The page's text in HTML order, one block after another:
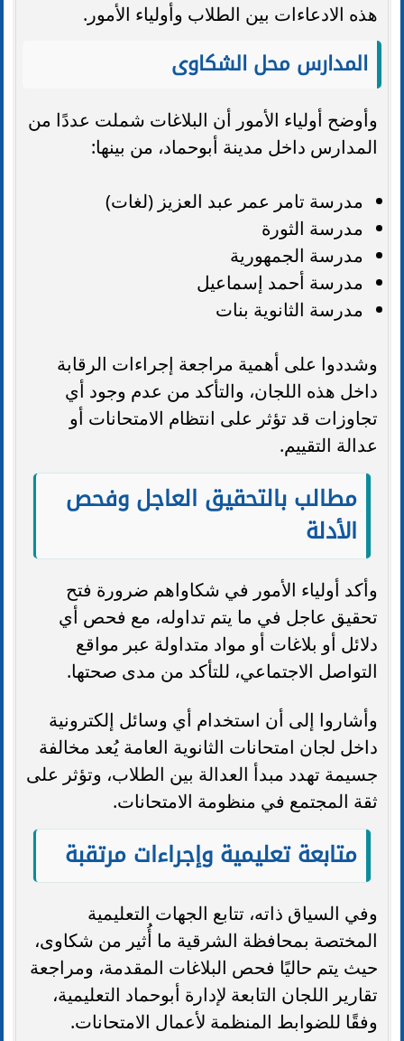
هذه الادعاءات بين الطلاب وأولياء الأمور.
المدارس محل الشكاوى
وأوضح أولياء الأمور أن البلاغات شملت عددًا من
المدارس داخل مدينة أبوحماد، من بينها:
مدرسة تامر عمر عبد العزيز (لغات)
مدرسة الثورة
مدرسة الجمهورية
مدرسة أحمد إسماعيل
مدرسة الثانوية بنات
وشددوا على أهمية مراجعة إجراءات الرقابة
داخل هذه اللجان، والتأكد من عدم وجود أي
تجاوزات قد تؤثر على انتظام الامتحانات أو
عدالة التقييم.
مطالب بالتحقيق العاجل وفحص
الأدلة
وأكد أولياء الأمور في شكاواهم ضرورة فتح
تحقيق عاجل في ما يتم تداوله، مع فحص أي
دلائل أو بلاغات أو مواد متداولة عبر مواقع
التواصل الاجتماعي، للتأكد من مدى صحتها.
وأشاروا إلى أن استخدام أي وسائل إلكترونية
داخل لجان امتحانات الثانوية العامة يُعد مخالفة
جسيمة تهدد مبدأ العدالة بين الطلاب، وتؤثر على
ثقة المجتمع في منظومة الامتحانات.
متابعة تعليمية وإجراءات مرتقبة
وفي السياق ذاته، تتابع الجهات التعليمية
المختصة بمحافظة الشرقية ما أُثير من شكاوى،
حيث يتم حاليًا فحص البلاغات المقدمة، ومراجعة
تقارير اللجان التابعة لإدارة أبوحماد التعليمية،
وفقًا للضوابط المنظمة لأعمال الامتحانات.